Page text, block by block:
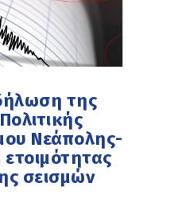
της
Νεάπολης-
σεισμών